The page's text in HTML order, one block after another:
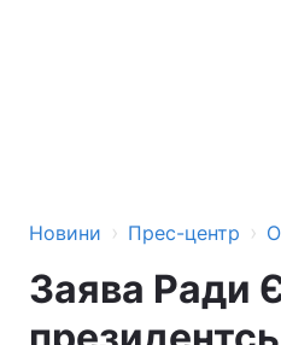
Новини › Прес-центр ›
Заява Ради